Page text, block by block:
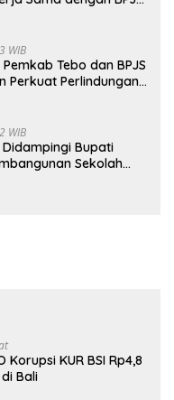
WIB
Tebo dan BPJS
Perkuat Perlindungan
WIB
Bupati
Sekolah
Korupsi KUR BSI Rp4,8
Bali